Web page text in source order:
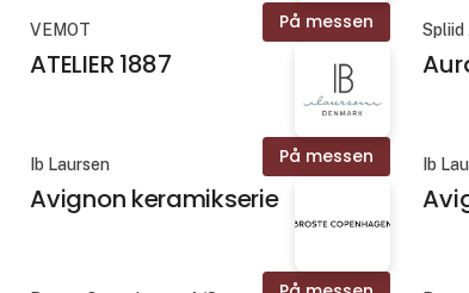
På messen
VEMOT
ATELIER 1887
Spliid
På messen
Ib Laursen
Avignon keramikserie
Ib